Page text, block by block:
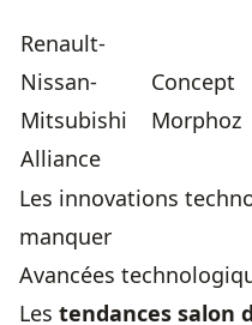
Renault-
Nissan-
Mitsubishi
Alliance
Concept
Morphoz
Les innovations
manquer
Avancées
Les tendances salon